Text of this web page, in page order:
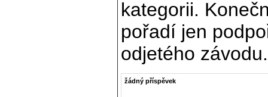
kategorii.
pořadí jen
odjetého závodu.
žádný příspěvek